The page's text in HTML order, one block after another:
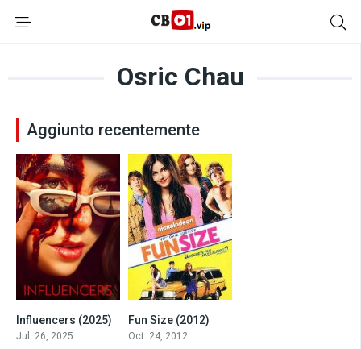
Osric Chau
Aggiunto recentemente
5.9
Influencers (2025)
Jul. 26, 2025
Fun Size (2012)
Oct. 24, 2012